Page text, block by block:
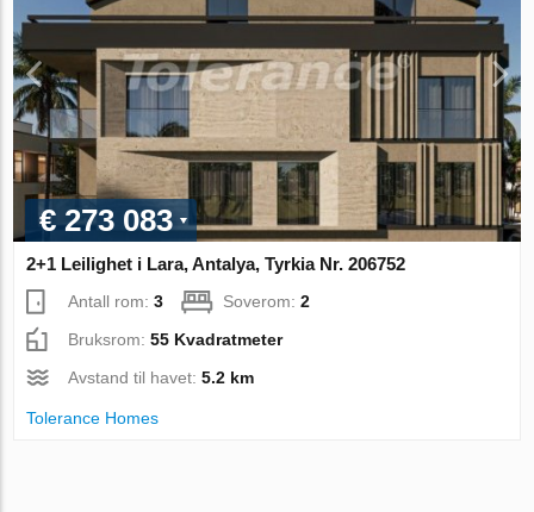
€ 273 083
2+1 Leilighet i Lara, Antalya, Tyrkia Nr. 206752
Antall rom:3 Soverom:2
Bruksrom:55 Kvadratmeter
Avstand til havet:5.2 km
Tolerance Homes